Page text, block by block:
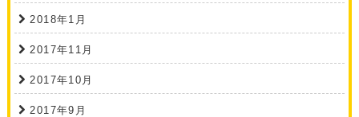
2018年1月
2017年11月
2017年10月
2017年9月